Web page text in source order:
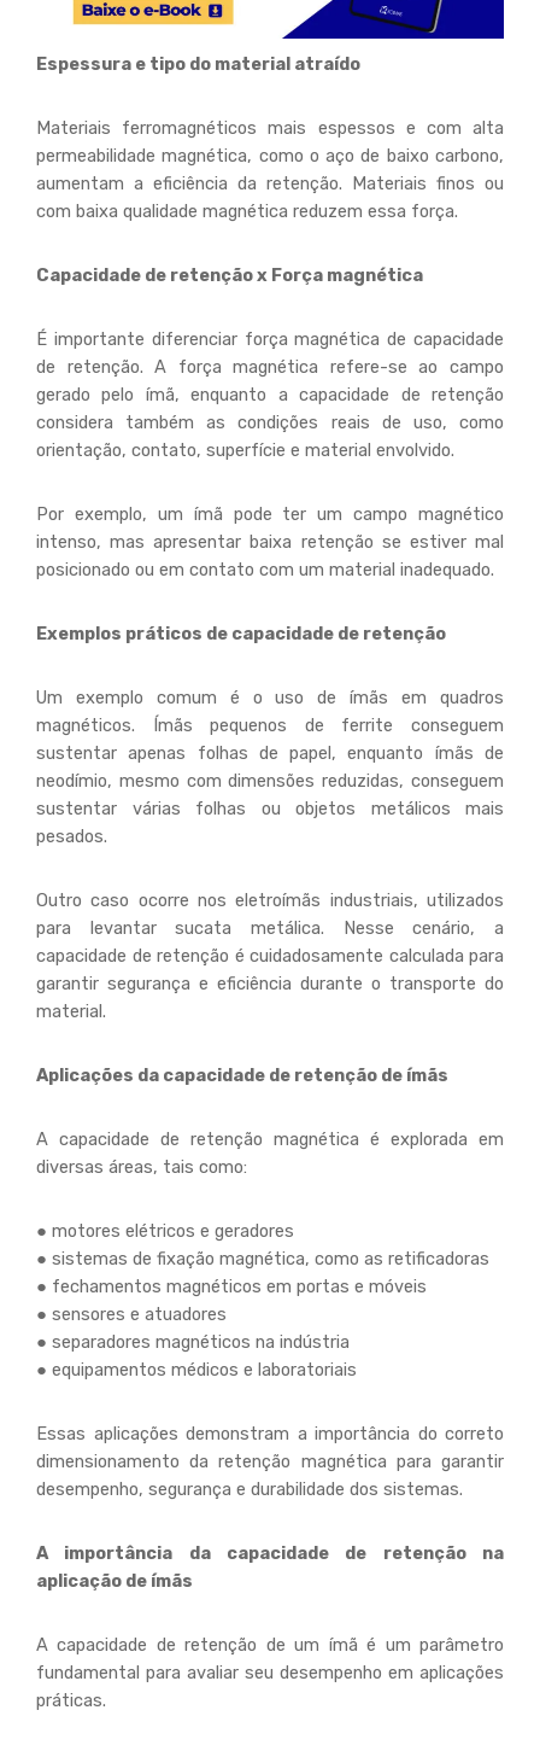
Espessura e tipo do material atraído
Materiais ferromagnéticos mais espessos e com alta
permeabilidade magnética, como o aço de baixo carbono,
aumentam a eficiência da retenção. Materiais finos ou
com baixa qualidade magnética reduzem essa força.
Capacidade de retenção x Força magnética
É importante diferenciar força magnética de capacidade
de retenção. A força magnética refere-se ao campo
gerado pelo ímã, enquanto a capacidade de retenção
considera também as condições reais de uso, como
orientação, contato, superfície e material envolvido.
Por exemplo, um ímã pode ter um campo magnético
intenso, mas apresentar baixa retenção se estiver mal
posicionado ou em contato com um material inadequado.
Exemplos práticos de capacidade de retenção
Um exemplo comum é o uso de ímãs em quadros
magnéticos. Ímãs pequenos de ferrite conseguem
sustentar apenas folhas de papel, enquanto ímãs de
neodímio, mesmo com dimensões reduzidas, conseguem
sustentar várias folhas ou objetos metálicos mais
pesados.
Outro caso ocorre nos eletroímãs industriais, utilizados
para levantar sucata metálica. Nesse cenário, a
capacidade de retenção é cuidadosamente calculada para
garantir segurança e eficiência durante o transporte do
material.
Aplicações da capacidade de retenção de ímãs
A capacidade de retenção magnética é explorada em
diversas áreas, tais como:
● motores elétricos e geradores
● sistemas de fixação magnética, como as retificadoras
● fechamentos magnéticos em portas e móveis
● sensores e atuadores
● separadores magnéticos na indústria
● equipamentos médicos e laboratoriais
Essas aplicações demonstram a importância do correto
dimensionamento da retenção magnética para garantir
desempenho, segurança e durabilidade dos sistemas.
A importância da capacidade de retenção na
aplicação de ímãs
A capacidade de retenção de um ímã é um parâmetro
fundamental para avaliar seu desempenho em aplicações
práticas.